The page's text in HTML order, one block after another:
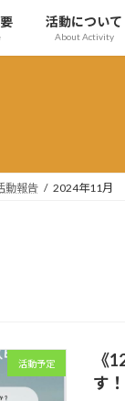
活動について
About Activity
動報告 2024年11月
活動予定
《
す！